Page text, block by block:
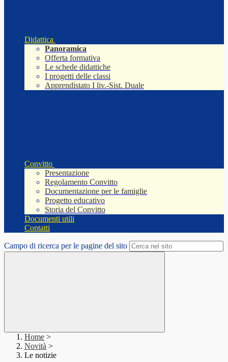
Didattica
Panoramica
Offerta formativa
Le schede didattiche
I progetti delle classi
Apprendistato I liv.-Sist. Duale
Convitto
Presentazione
Regolamento Convitto
Documentazione per le famiglie
Progetto educativo
Storia del Convitto
Documenti utili
Contatti
Campo di ricerca per le pagine del sito
Home >
Novità >
Le notizie